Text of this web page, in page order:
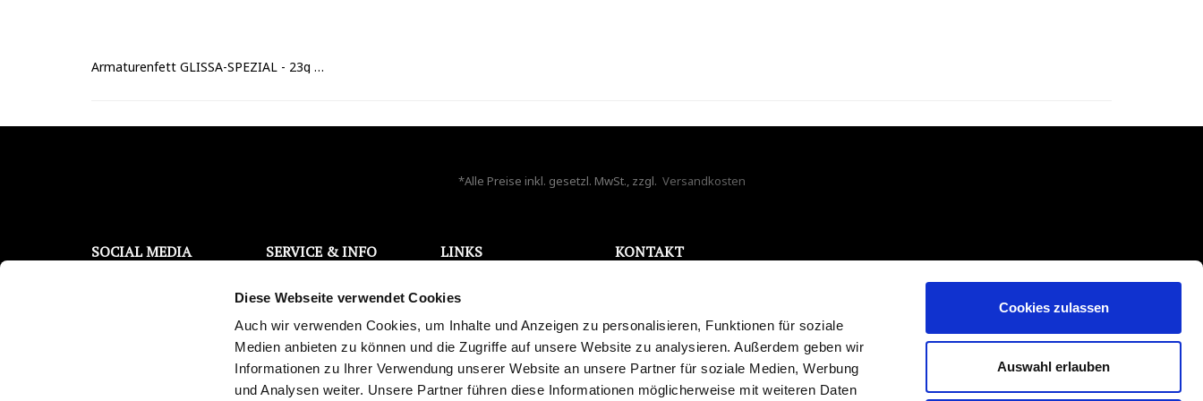
Diese Webseite verwendet Cookies
Auch wir verwenden Cookies, um Inhalte und Anzeigen zu personalisieren, Funktionen für soziale
Medien anbieten zu können und die Zugriffe auf unsere Website zu analysieren. Außerdem geben wir
Informationen zu Ihrer Verwendung unserer Website an unsere Partner für soziale Medien, Werbung
und Analysen weiter. Unsere Partner führen diese Informationen möglicherweise mit weiteren Daten
Cookies zulassen
Auswahl erlauben
Armaturenfett GLISSA-SPEZIAL - 23g Tube
*Alle Preise inkl. gesetzl. MwSt., zzgl. Versandkosten
SOCIAL MEDIA SERVICE & INFO
Kontaktanfrage
Kostenloser Wassertest
Trinkwasser Broschüre
Reklamations-/
LINKS
AGB
Datenschutz
Impressum
Karriere
Blog
KONTAKT
86441 Zusmarshausen
Deutschland
info@bela-aqua.de